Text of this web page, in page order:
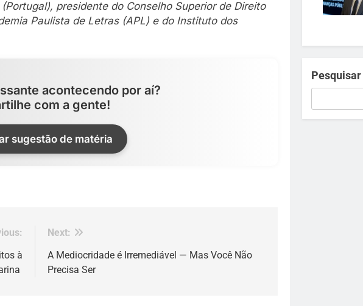
presidente do Conselho Superior de Direito
Paulista de Letras (APL) e do Instituto dos
acontecendo por aí?
com a gente!
sugestão de matéria
à
Next:
A Mediocridade é Irremediável — Mas Você Não
Precisa Ser
Pesquisar